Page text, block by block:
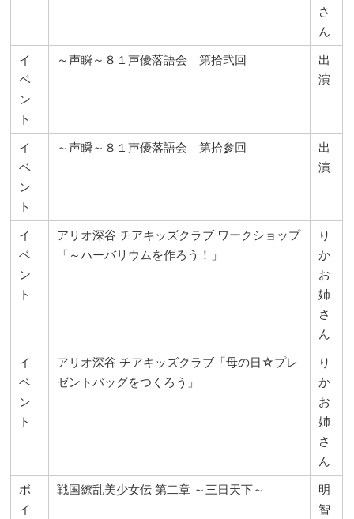
さ
ん
イ
ベ
ン
ト
～声瞬～８１声優落語会 第拾弐回
出
演
イ
ベ
ン
ト
～声瞬～８１声優落語会 第拾参回
出
演
イ
ベ
ン
ト
アリオ深谷 チアキッズクラブ ワークショップ
「～ハーバリウムを作ろう！」
り
か
お
姉
さ
ん
イ
ベ
ン
ト
アリオ深谷 チアキッズクラブ「母の日☆プレ
ゼントバッグをつくろう」
り
か
お
姉
さ
ん
ボ
イ
戦国繚乱美少女伝 第二章 ～三日天下～
明
智